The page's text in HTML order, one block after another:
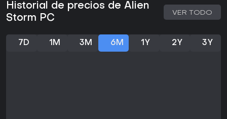
Historial de precios de Alien
Storm PC
VER TODO
7D 1M 3M 6M 1Y 2Y 3Y